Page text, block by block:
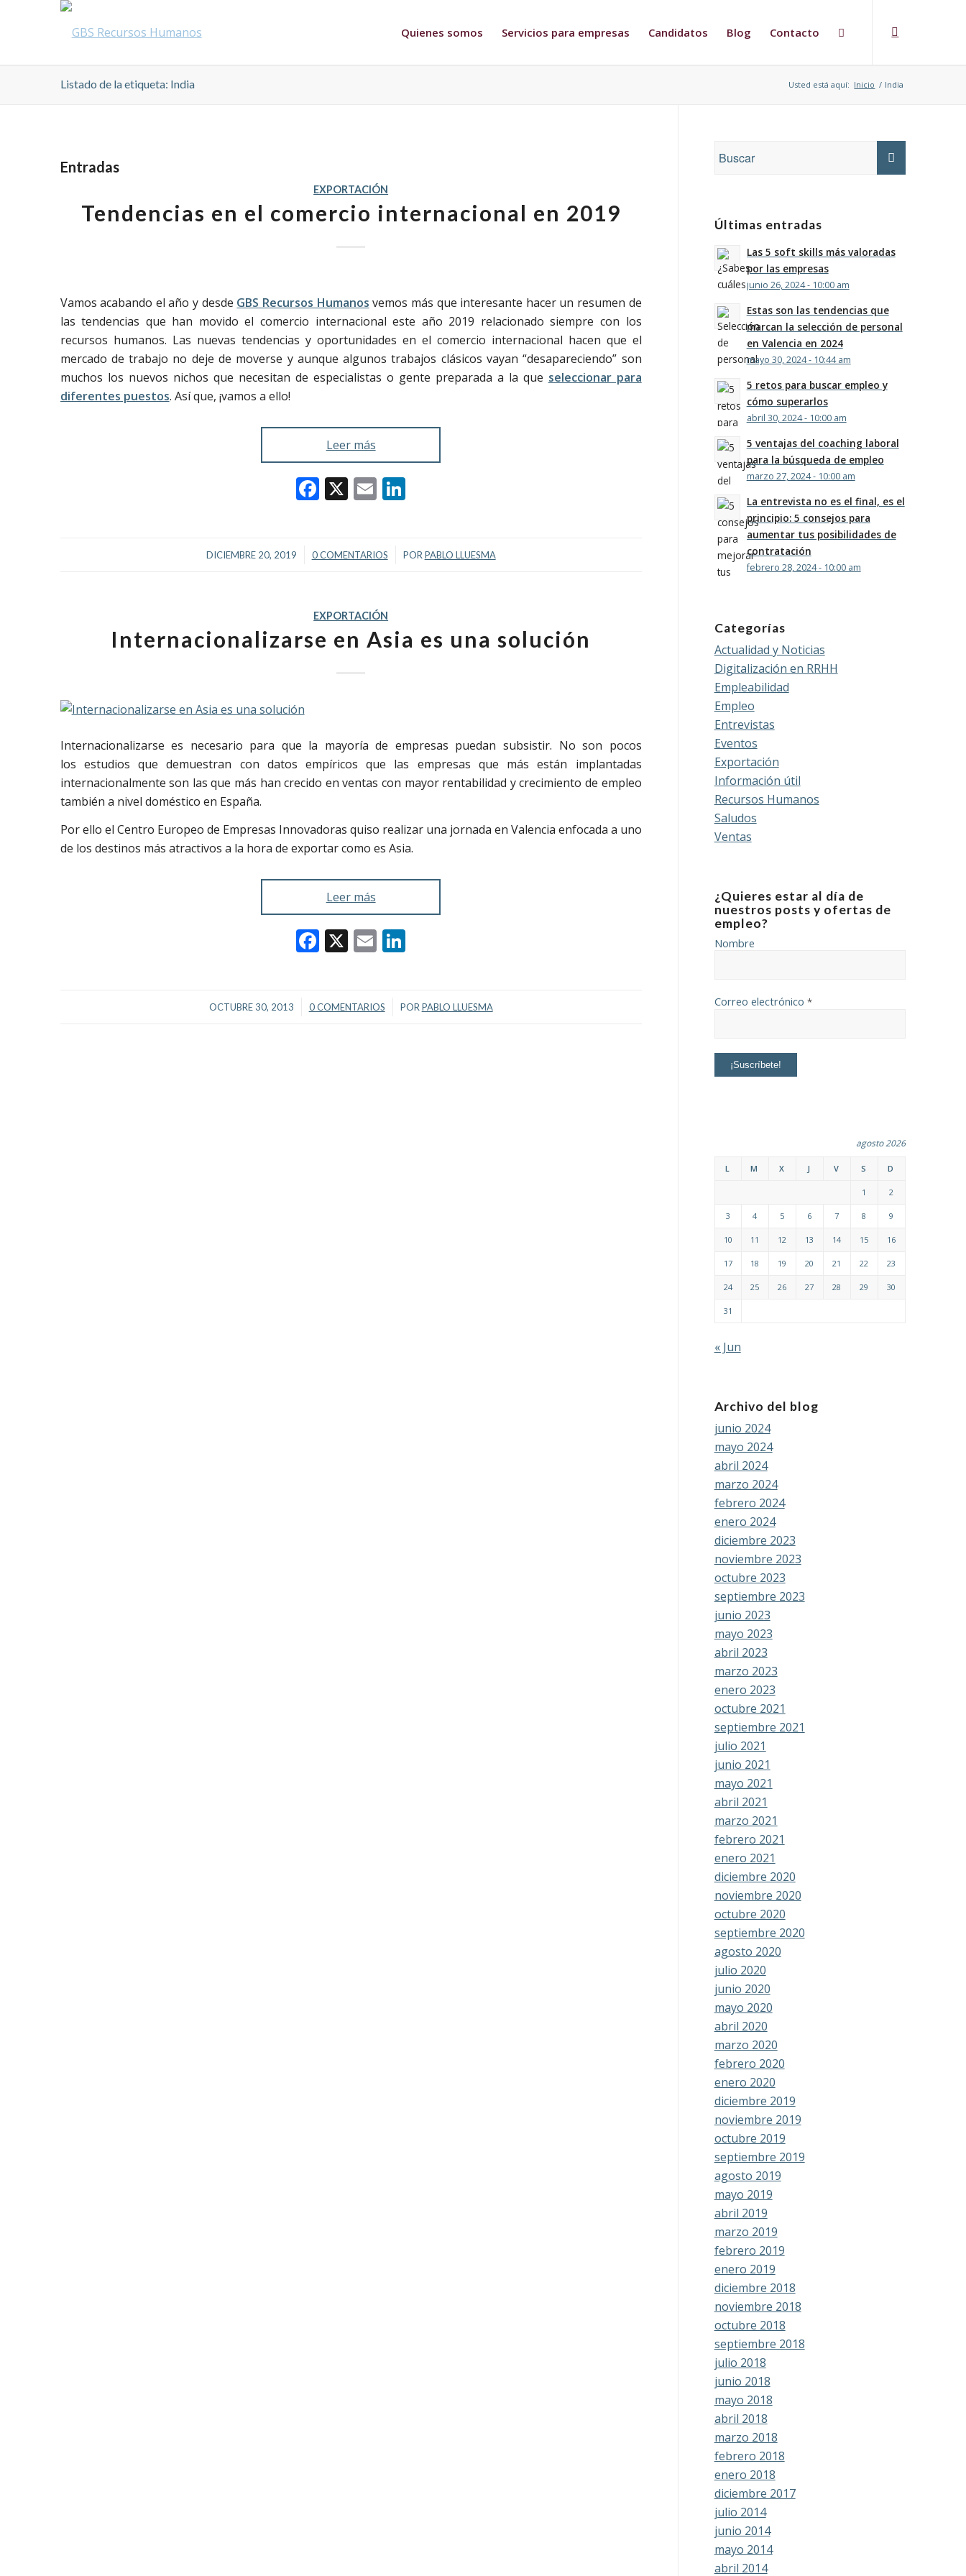
Quienes somos Servicios para empresas Candidatos Blog Contacto
Listado de la etiqueta: India Usted está aquí: Inicio / India
Entradas
EXPORTACIÓN
Tendencias en el comercio internacional en 2019
Vamos acabando el año y desde GBS Recursos Humanos vemos más que interesante hacer un resumen de
las tendencias que han movido el comercio internacional este año 2019 relacionado siempre con los
recursos humanos. Las nuevas tendencias y oportunidades en el comercio internacional hacen que el
mercado de trabajo no deje de moverse y aunque algunos trabajos clásicos vayan “desapareciendo” son
muchos los nuevos nichos que necesitan de especialistas o gente preparada a la que seleccionar para
diferentes puestos. Así que, ¡vamos a ello!
Leer más
Facebook
X Email
DICIEMBRE 20, 2019
/ 0 COMENTARIOS
/ POR PABLO LLUESMA
EXPORTACIÓN
Internacionalizarse en Asia es una solución
Internacionalizarse es necesario para que la mayoría de empresas puedan subsistir. No son pocos
los estudios que demuestran con datos empíricos que las empresas que más están implantadas
internacionalmente son las que más han crecido en ventas con mayor rentabilidad y crecimiento de empleo
también a nivel doméstico en España.
Por ello el Centro Europeo de Empresas Innovadoras quiso realizar una jornada en Valencia enfocada a uno
de los destinos más atractivos a la hora de exportar como es Asia.
Leer más
Facebook
X Email
OCTUBRE 30, 2013
/ 0 COMENTARIOS
/ PORPABLO LLUESMA
Últimas entradas
Las 5 soft skills más valoradas
por las empresas
junio 26, 2024 - 10:00 am
Estas son las tendencias que
marcan la selección de personal
en Valencia en 2024
mayo 30, 2024 - 10:44 am
5 retos para buscar empleo y
cómo superarlos
abril 30, 2024 - 10:00 am
5 ventajas del coaching laboral
para la búsqueda de empleo
marzo 27, 2024 - 10:00 am
La entrevista no es el final, es el
principio: 5 consejos para
aumentar tus posibilidades de
contratación
febrero 28, 2024 - 10:00 am
Categorías
Actualidad y Noticias
Digitalización en RRHH
Empleabilidad
Empleo
Entrevistas
Eventos
Exportación
Información útil
Recursos Humanos
Saludos
Ventas
¿Quieres estar al día de
nuestros posts y ofertas de
empleo?
Nombre
Correo electrónico *
agosto 2026
L M X J V S D
1 2
3 4 5 6 7 8 9
10 11 12 13 14 15 16
17 18 19 20 21 22 23
24 25 26 27 28 29 30
31
« Jun
Archivo del blog
junio 2024
mayo 2024
abril 2024
marzo 2024
febrero 2024
enero 2024
diciembre 2023
noviembre 2023
octubre 2023
septiembre 2023
junio 2023
mayo 2023
abril 2023
marzo 2023
enero 2023
octubre 2021
septiembre 2021
julio 2021
junio 2021
mayo 2021
abril 2021
marzo 2021
febrero 2021
enero 2021
diciembre 2020
noviembre 2020
octubre 2020
septiembre 2020
agosto 2020
julio 2020
junio 2020
mayo 2020
abril 2020
marzo 2020
febrero 2020
enero 2020
diciembre 2019
noviembre 2019
octubre 2019
septiembre 2019
agosto 2019
mayo 2019
abril 2019
marzo 2019
febrero 2019
enero 2019
diciembre 2018
noviembre 2018
octubre 2018
septiembre 2018
julio 2018
junio 2018
mayo 2018
abril 2018
marzo 2018
febrero 2018
enero 2018
diciembre 2017
julio 2014
junio 2014
mayo 2014
abril 2014